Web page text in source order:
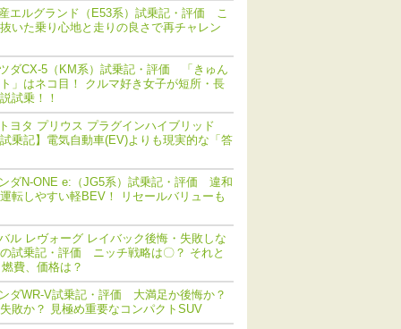
エルグランド（E53系）試乗記・評価 こ
いた乗り心地と走りの良さで再チャレン
ダCX-5（KM系）試乗記・評価 「きゅん
」はネコ目！ クルマ好き女子が短所・長
試乗！！
ヨタ プリウス プラグインハイブリッド
乗記】電気自動車(EV)よりも現実的な「答
ダN-ONE e:（JG5系）試乗記・評価 違和
転しやすい軽BEV！ リセールバリューも
ル レヴォーグ レイバック後悔・失敗しな
試乗記・評価 ニッチ戦略は〇？ それと
費、価格は？
ダWR-V試乗記・評価 大満足か後悔か？
敗か？ 見極め重要なコンパクトSUV